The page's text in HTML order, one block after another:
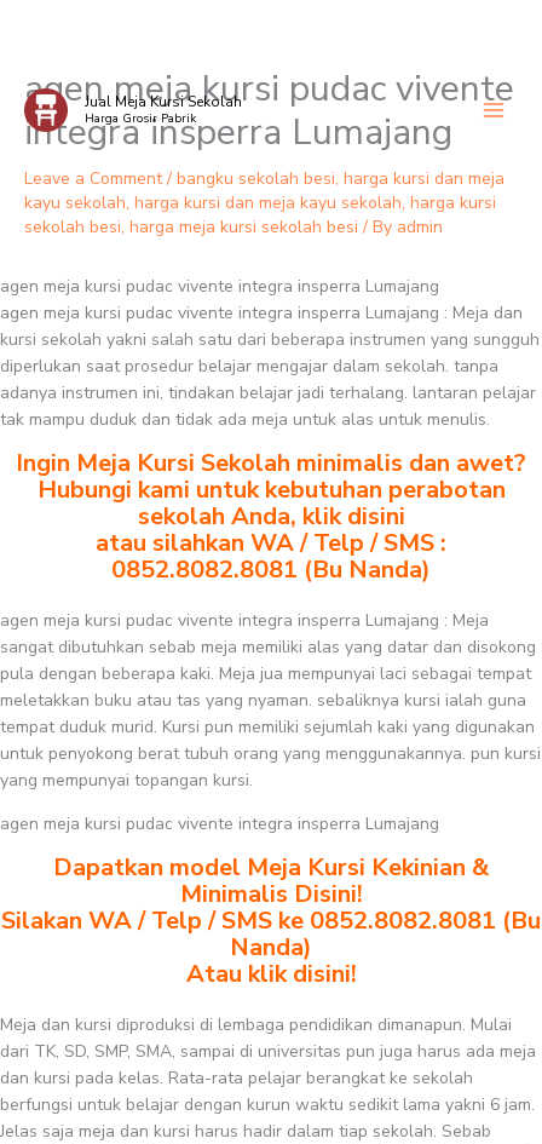
Skip
content
Jual Meja Kursi Sekolah
Harga Grosir Pabrik
agen meja kursi pudac vivente
integra insperra Lumajang
Leave a Comment / bangku sekolah besi, harga kursi dan meja
kayu sekolah, harga kursi dan meja kayu sekolah, harga kursi
sekolah besi, harga meja kursi sekolah besi / By admin
agen meja kursi pudac vivente integra insperra Lumajang
agen meja kursi pudac vivente integra insperra Lumajang : Meja dan
kursi sekolah yakni salah satu dari beberapa instrumen yang sungguh
diperlukan saat prosedur belajar mengajar dalam sekolah. tanpa
adanya instrumen ini, tindakan belajar jadi terhalang. lantaran pelajar
tak mampu duduk dan tidak ada meja untuk alas untuk menulis.
Ingin Meja Kursi Sekolah minimalis dan awet?
Hubungi kami untuk kebutuhan perabotan
sekolah Anda, klik disini
atau silahkan WA / Telp / SMS :
0852.8082.8081 (Bu Nanda)
agen meja kursi pudac vivente integra insperra Lumajang : Meja
sangat dibutuhkan sebab meja memiliki alas yang datar dan disokong
pula dengan beberapa kaki. Meja jua mempunyai laci sebagai tempat
meletakkan buku atau tas yang nyaman. sebaliknya kursi ialah guna
tempat duduk murid. Kursi pun memiliki sejumlah kaki yang digunakan
untuk penyokong berat tubuh orang yang menggunakannya. pun kursi
yang mempunyai topangan kursi.
agen meja kursi pudac vivente integra insperra Lumajang
Dapatkan model Meja Kursi Kekinian &
Minimalis Disini!
Silakan WA / Telp / SMS ke 0852.8082.8081 (Bu
Nanda)
Atau klik disini!
Meja dan kursi diproduksi di lembaga pendidikan dimanapun. Mulai
dari TK, SD, SMP, SMA, sampai di universitas pun juga harus ada meja
dan kursi pada kelas. Rata-rata pelajar berangkat ke sekolah
berfungsi untuk belajar dengan kurun waktu sedikit lama yakni 6 jam.
Jelas saja meja dan kursi harus hadir dalam tiap sekolah. Sebab